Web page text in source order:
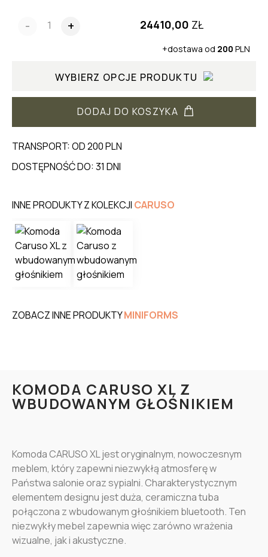
- + 24410,00 ZŁ
+dostawa od 200 PLN
WYBIERZ OPCJE PRODUKTU
DODAJ DO KOSZYKA
TRANSPORT: OD 200 PLN
DOSTĘPNOŚĆ DO: 31 DNI
INNE PRODUKTY Z KOLEKCJI CARUSO
ZOBACZ INNE PRODUKTYMINIFORMS
KOMODA CARUSO XL Z
WBUDOWANYM GŁOŚNIKIEM
Komoda CARUSO XL jest oryginalnym, nowoczesnym
meblem, który zapewni niezwykłą atmosferę w
Państwa salonie oraz sypialni. Charakterystycznym
elementem designu jest duża, ceramiczna tuba
połączona z wbudowanym głośnikiem bluetooth. Ten
niezwykły mebel zapewnia więc zarówno wrażenia
wizualne, jak i akustyczne.